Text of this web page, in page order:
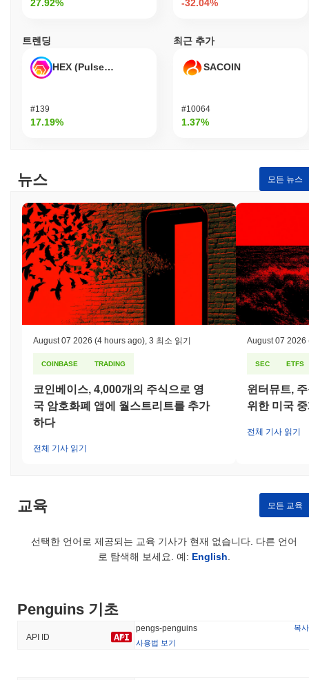
27.92% -32.04%
트렌딩
HEX (Pulsechain)
#139
17.19%
최근 추가
SACOIN
#10064
1.37%
뉴스 모든 뉴스
August 07 2026 (4 hours ago), 3 최소 읽기
COINBASE TRADING
코인베이스, 4,000개의 주식으로 영
국 암호화폐 앱에 월스트리트를 추가
하다
전체 기사 읽기
August 07 2026
SEC ETFS
윈터뮤트,
위한 미국
전체 기사 읽기
교육 모든 교육
선택한 언어로 제공되는 교육 기사가 현재 없습니다. 다른 언어
로 탐색해 보세요. 예: English.
Penguins 기초
API ID
pengs-penguins
복사
사용법 보기